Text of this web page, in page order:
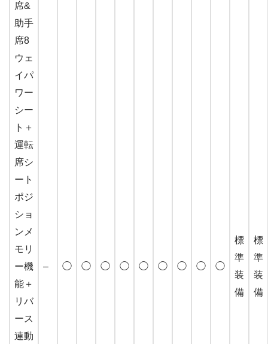
席&
助手
席8
ウェ
イパ
ワー
シー
ト＋
運転
席シ
ート
ポジ
ショ
ンメ
モリ
ー機
能＋
リバ
ース
連動
– ◯ ◯ ◯ ◯ ◯ ◯ ◯ ◯ ◯
標
準
装
備
標
準
装
備